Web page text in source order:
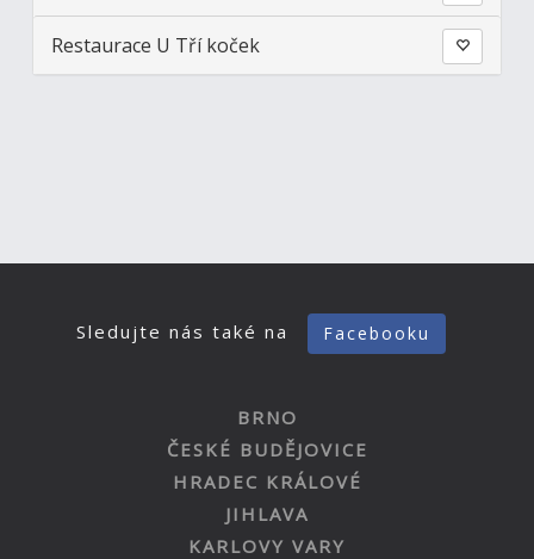
Restaurace U Tří koček
Sledujte nás také na Facebooku
BRNO
ČESKÉ BUDĚJOVICE
HRADEC KRÁLOVÉ
JIHLAVA
KARLOVY VARY